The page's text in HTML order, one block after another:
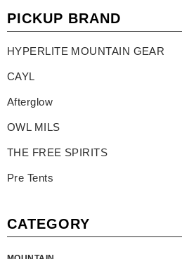
PICKUP BRAND
HYPERLITE MOUNTAIN GEAR
CAYL
Afterglow
OWL MILS
THE FREE SPIRITS
Pre Tents
CATEGORY